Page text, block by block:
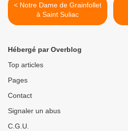
< Notre Dame de Grainfollet
à Saint Suliac
Hébergé par Overblog
Top articles
Pages
Contact
Signaler un abus
C.G.U.